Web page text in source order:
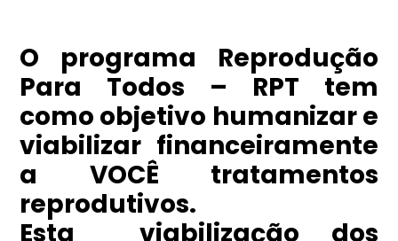
O programa Reprodução
Para Todos – RPT tem
como objetivo humanizar e
viabilizar financeiramente
a VOCÊ tratamentos
reprodutivos.
Esta viabilização dos